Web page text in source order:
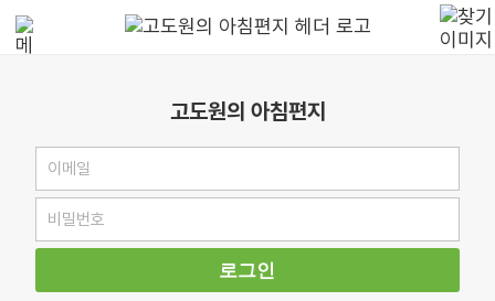
고도원의 아침편지
로그인